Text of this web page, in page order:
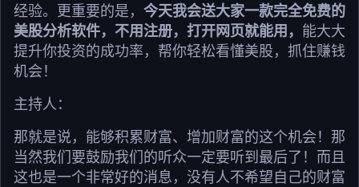
经验。更重要的是， 今天我会送大家一款完全免费的
美股分析软件，不用注册，打开网页就能用， 能大大
提升你投资的成功率，帮你轻松看懂美股，抓住赚钱
机会！
主持人：
那就是说，能够积累财富、增加财富的这个机会！那
当然我们要鼓励我们的听众一定要听到最后了！而且
这也是一个非常好的消息，没有人不希望自己的财富